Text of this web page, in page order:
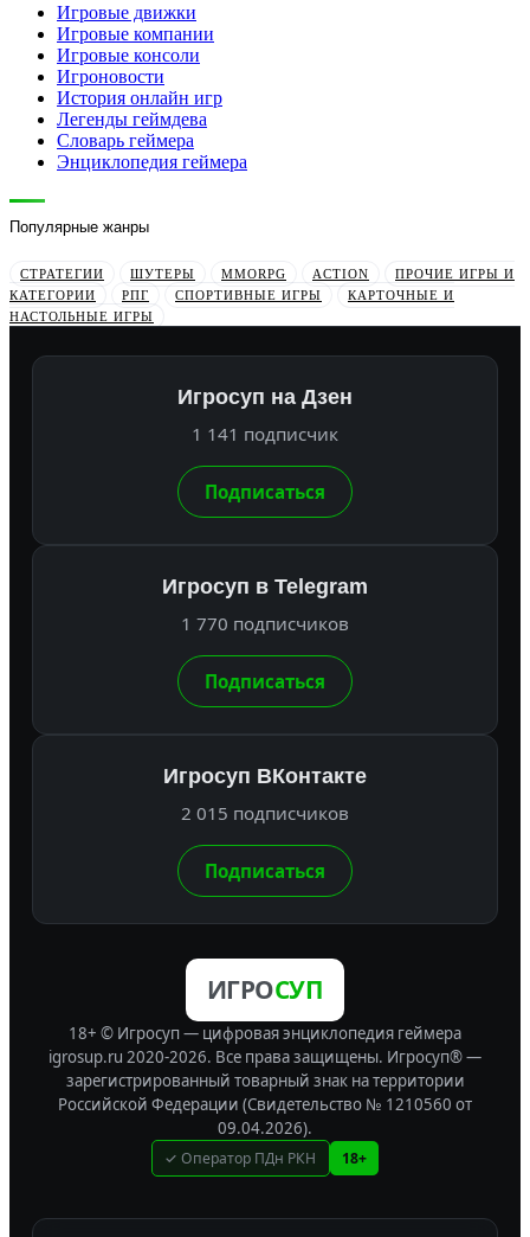
Игровые движки
Игровые компании
Игровые консоли
Игроновости
История онлайн игр
Легенды геймдева
Словарь геймера
Энциклопедия геймера
Популярные жанры
СТРАТЕГИИ ШУТЕРЫ MMORPG ACTION
ПРОЧИЕ ИГРЫ И
КАТЕГОРИИ
РПГ СПОРТИВНЫЕ ИГРЫ
КАРТОЧНЫЕ И
НАСТОЛЬНЫЕ ИГРЫ
Игросуп на Дзен
1 141 подписчик
Подписаться
Игросуп в Telegram
1 770 подписчиков
Подписаться
Игросуп ВКонтакте
2 015 подписчиков
Подписаться
ИГРОСУП
18+ © Игросуп — цифровая энциклопедия геймера
igrosup.ru 2020-2026. Все права защищены. Игросуп® —
зарегистрированный товарный знак на территории
Российской Федерации (Свидетельство № 1210560 от
09.04.2026).
✓ Оператор ПДн РКН 18+